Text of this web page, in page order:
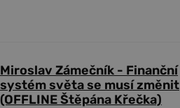
Miroslav Zámečník - Finanční
systém světa se musí změnit
(OFFLINE Štěpána Křečka)